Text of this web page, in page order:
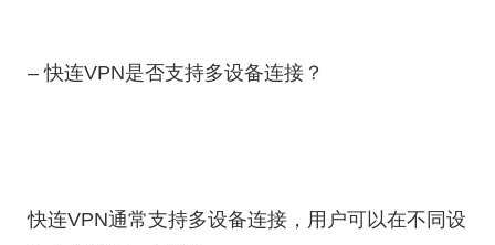
– 快连VPN是否支持多设备连接？
快连VPN通常支持多设备连接，用户可以在不同设